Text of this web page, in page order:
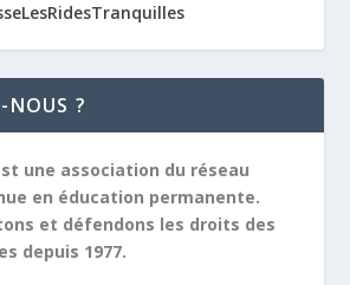
NOUS ?
une association du réseau
en éducation permanente.
et défendons les droits des
depuis 1977.